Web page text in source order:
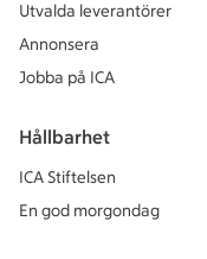
Utvalda leverantörer
Annonsera
Jobba på ICA
Hållbarhet
ICA Stiftelsen
En god morgondag